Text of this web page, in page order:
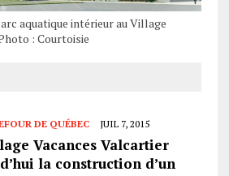
aquatique intérieur au Village
: Courtoisie
DE QUÉBEC JUIL 7, 2015
Vacances Valcartier
la construction d’un